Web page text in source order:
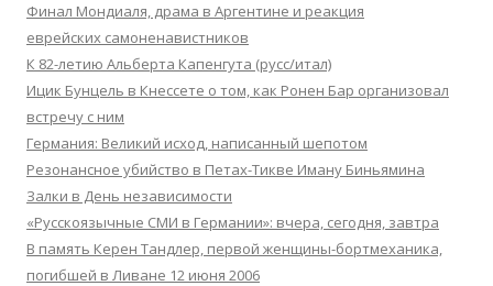
Финал Мондиаля, драма в Аргентине и реакция
еврейских самоненавистников
К 82-летию Альберта Капенгута (русс/итал)
Ицик Бунцель в Кнессете о том, как Ронен Бар организовал
встречу с ним
Германия: Великий исход, написанный шепотом
Резонансное убийство в Петах-Тикве Иману Биньямина
Залки в День независимости
«Русскоязычные СМИ в Германии»: вчера, сегодня, завтра
В память Керен Тандлер, первой женщины-бортмеханика,
погибшей в Ливане 12 июня 2006